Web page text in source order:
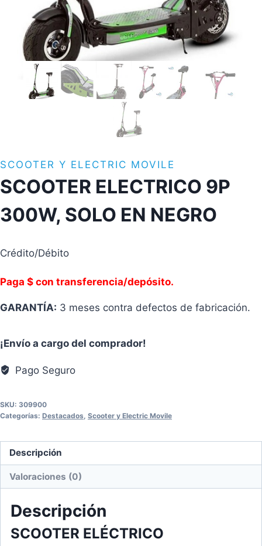
SCOOTER Y ELECTRIC MOVILE
SCOOTER ELECTRICO 9P
300W, SOLO EN NEGRO
Crédito/Débito
Paga $ con transferencia/depósito.
GARANTÍA: 3 meses contra defectos de fabricación.
¡Envío a cargo del comprador!
Pago Seguro
SKU: 309900
Categorías: Destacados Scooter y Electric Movile
Descripción
Valoraciones (0)
Descripción
SCOOTER ELÉCTRICO